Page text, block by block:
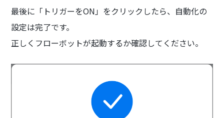
最後に「トリガーをON」をクリックしたら、自動化の
設定は完了です。
正しくフローボットが起動するか確認してください。